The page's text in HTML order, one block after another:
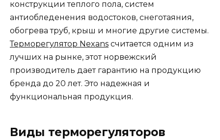
конструкции теплого пола, систем
антиобледенения водостоков, снеготаяния,
обогрева труб, крыш и многие другие системы.
Терморегулятор Nexans считается одним из
лучших на рынке, этот норвежский
производитель дает гарантию на продукцию
бренда до 20 лет. Это надежная и
функциональная продукция.
Виды терморегуляторов